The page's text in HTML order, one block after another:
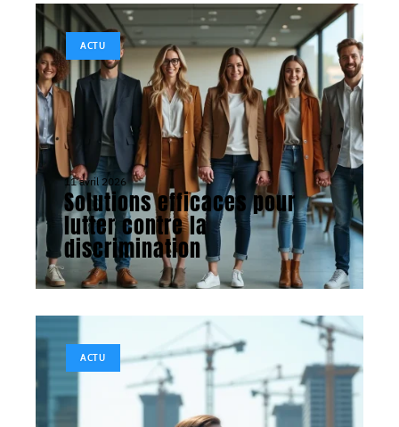
ACTU
11 avril 2026
Solutions efficaces pour
lutter contre la
discrimination
ACTU